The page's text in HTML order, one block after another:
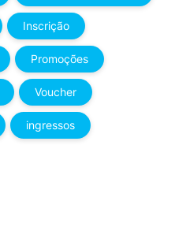
Inscrição
Promoções
Voucher
ingressos